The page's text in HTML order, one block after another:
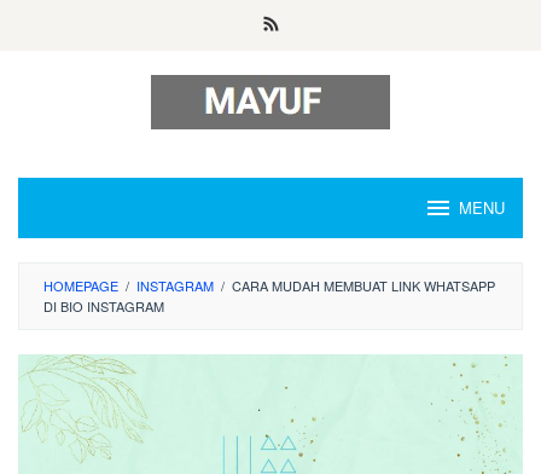
MENU
HOMEPAGE / INSTAGRAM / CARA MUDAH MEMBUAT LINK WHATSAPP
DI BIO INSTAGRAM